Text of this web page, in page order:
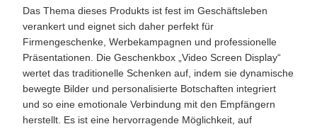
Das Thema dieses Produkts ist fest im Geschäftsleben
verankert und eignet sich daher perfekt für
Firmengeschenke, Werbekampagnen und professionelle
Präsentationen. Die Geschenkbox „Video Screen Display“
wertet das traditionelle Schenken auf, indem sie dynamische
bewegte Bilder und personalisierte Botschaften integriert
und so eine emotionale Verbindung mit den Empfängern
herstellt. Es ist eine hervorragende Möglichkeit, auf